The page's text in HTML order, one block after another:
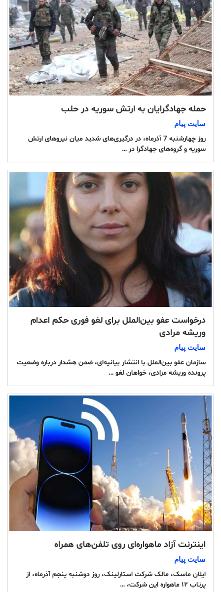
حمله جهادگرایان به ارتش سوریه در حلب
سایت پیام
روز چهارشنبه 7 آذرماه، در درگیری‌های شدید میان نیروهای ارتش
سوریه و گروه‌های جهادگرا در …
درخواست عفو بین‌الملل برای لغو فوری حکم اعدام
وریشه مرادی
سایت پیام
سازمان عفو بین‌الملل با انتشار بیانیه‌ای، ضمن هشدار درباره وضعیت
پرونده وریشه مرادی، خواهان لغو …
اینترنت آزاد ماهواره‌ای روی تلفن‌های همراه
سایت پیام
ایلان ماسک، مالک شرکت استارلینک، روز دوشنبه پنجم آذرماه، از
پرتاب ۱۲ ماهواره این شرکت، …